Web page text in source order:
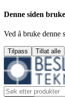
Denne siden
Ved å bruke denne
Tilpass Tillat alle